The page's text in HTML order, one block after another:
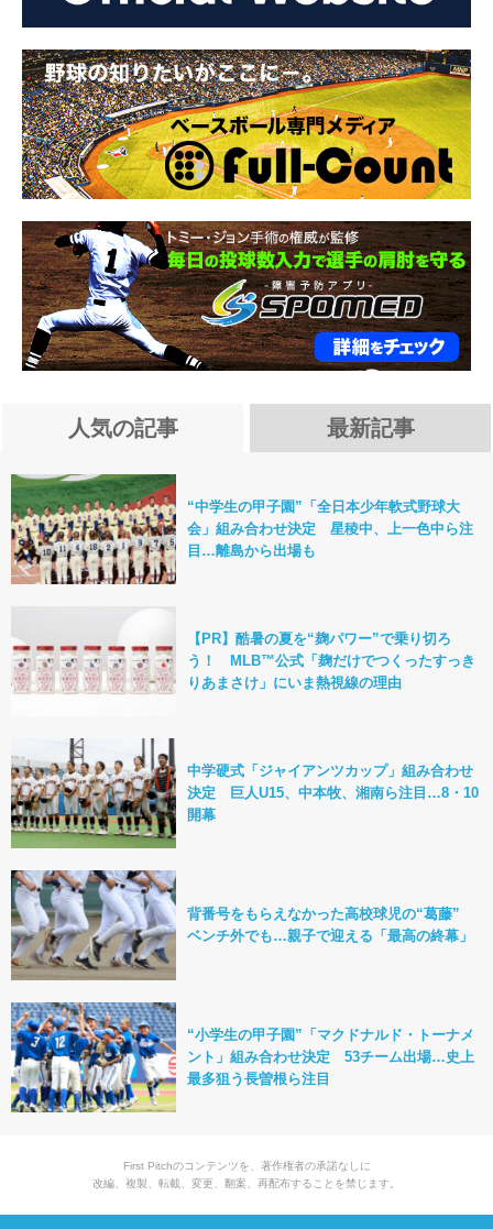
人気の記事 最新記事
“中学生の甲子園”「全日本少年軟式野球大
会」組み合わせ決定 星稜中、上一色中ら注
目…離島から出場も
【PR】酷暑の夏を“麹パワー”で乗り切ろ
う！ MLB™公式「麹だけでつくったすっき
りあまさけ」にいま熱視線の理由
中学硬式「ジャイアンツカップ」組み合わせ
決定 巨人U15、中本牧、湘南ら注目…8・10
開幕
背番号をもらえなかった高校球児の“葛藤”
ベンチ外でも…親子で迎える「最高の終幕」
“小学生の甲子園”「マクドナルド・トーナメ
ント」組み合わせ決定 53チーム出場…史上
最多狙う長曽根ら注目
First Pitchのコンテンツを、著作権者の承諾なしに
改編、複製、転載、変更、翻案、再配布することを禁じます。